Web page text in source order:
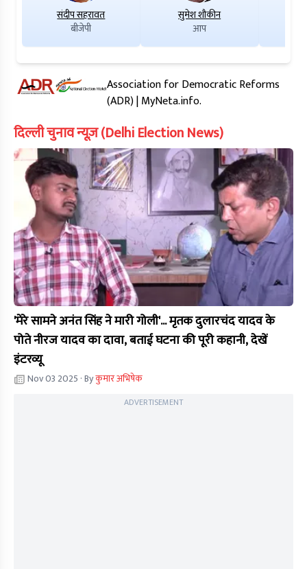
संदीप सहरावत
बीजेपी
सुमेश शौकीन
आप
Association for Democratic Reforms
(ADR) | MyNeta.info.
दिल्ली चुनाव न्यूज़ (Delhi Election News)
'मेरे सामने अनंत सिंह ने मारी गोली'... मृतक दुलारचंद यादव के
पोते नीरज यादव का दावा, बताई घटना की पूरी कहानी, देखें
इंटरव्यू
Nov 03 2025 · Byकुमार अभिषेक
ADVERTISEMENT